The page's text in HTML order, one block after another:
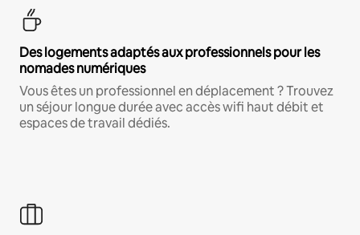
Des logements adaptés aux professionnels pour les
nomades numériques
Vous êtes un professionnel en déplacement ? Trouvez
un séjour longue durée avec accès wifi haut débit et
espaces de travail dédiés.